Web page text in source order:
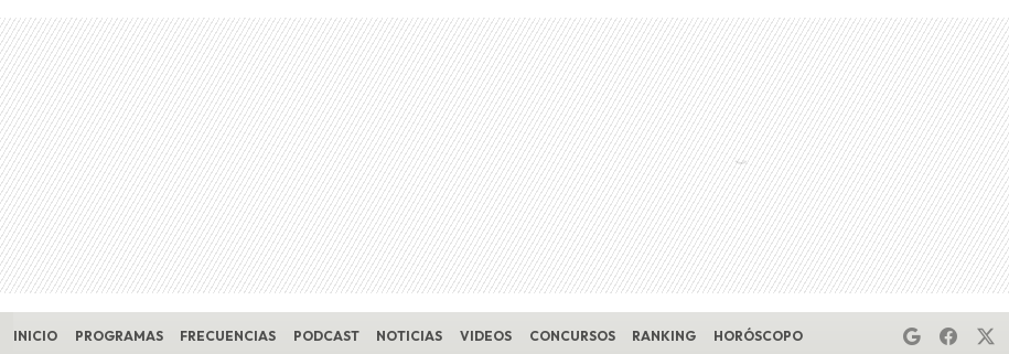
Skip to main content
INICIO PROGRAMAS FRECUENCIAS PODCAST NOTICIAS VIDEOS CONCURSOS RANKING HORÓSCOPO